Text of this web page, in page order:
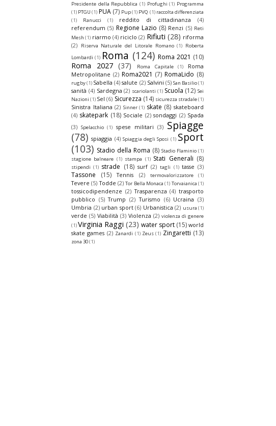
Presidente della Repubblica (1) Profughi (1) Programma
(1) PTGU (1) PUA (7) Pup(1) PVQ (1) raccolta differenziata
(1)
Ranucci (1) reddito di cittadinanza
(4)
referendum (5) Regione Lazio (8) Renzi (5) Reti
Mesh (1) riarmo (4) riciclo (2) Rifiuti (28) riforma
(2)
Riserva Naturale del Litorale Romano (1) Roberta
Lombardi (1) Roma (124) Roma 2021 (10)
Roma 2027 (37) Roma Capitale (1)
Roma
Metropolitane (2) Roma2021 (7) RomaLido (8)
rugby(1) Sabella (4) salute (2) Salvini (5) San Basilio(1)
sanità (4) Sardegna (2) scariolanti (1) Scuola (12) Sei
Nazioni (1) Sel (6) Sicurezza (14) sicurezza stradale(1)
Sinistra Italiana (2) Sinner (1) skate (8) skateboard
(4) skatepark (18) Sociale (2) sondaggi (2) Spada
(3) Spelacchio (1) spese militari (3) Spiagge
(78) spiaggia (4) Spiaggia degli Sposi (1) Sport
(103) Stadio della Roma (8) Stadio Flaminio (1)
stagione balneare (1) stampa (1) Stati Generali (8)
stipendi (1) strade (18) surf (2) tagli (1) tasse (3)
Tassone (15) Tennis (2) termovalorizzatore (1)
Tevere (5) Todde (2) Tor Bella Monaca (1) Torvaianica (1)
tossicodipendenze (2) Trasparenza (4) trasporto
pubblico (5) Trump (2) Turismo (6) Ucraina (3)
Umbria (2) urban sport (6) Urbanistica (2) usura (1)
verde (5) Viabilità (3) Violenza (2) violenza di genere
(1)Virginia Raggi (23) water sport (15) world
skate games (2) Zanardi (1) Zeus (1) Zingaretti (13)
zona 30(1)